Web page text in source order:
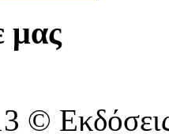
μας
©